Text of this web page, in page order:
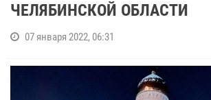
ЧЕЛЯБИНСКОЙ ОБЛАСТИ
07 января 2022, 06:31